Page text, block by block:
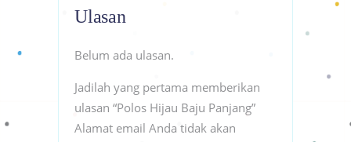
Ulasan
Belum ada ulasan.
Jadilah yang pertama memberikan
ulasan “Polos Hijau Baju Panjang”
Alamat email Anda tidak akan